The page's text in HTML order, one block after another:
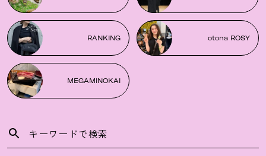
RANKING otona ROSY
MEGAMINOKAI